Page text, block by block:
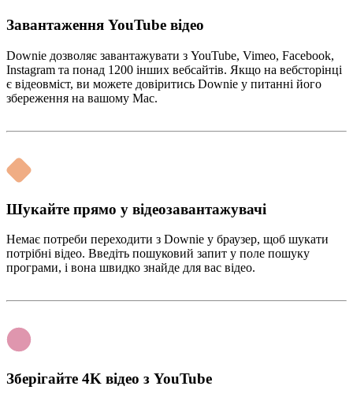
Завантаження YouTube відео
Downie дозволяє завантажувати з YouTube, Vimeo, Facebook,
Instagram та понад 1200 інших вебсайтів. Якщо на вебсторінці
є відеовміст, ви можете довіритись Downie у питанні його
збереження на вашому Mac.
Шукайте прямо у відеозавантажувачі
Немає потреби переходити з Downie у браузер, щоб шукати
потрібні відео. Введіть пошуковий запит у поле пошуку
програми, і вона швидко знайде для вас відео.
Зберігайте 4K відео з YouTube